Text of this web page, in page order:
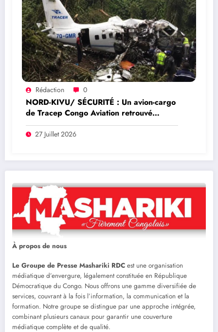
Rédaction 0
NORD-KIVU/ SÉCURITÉ : Un avion-cargo
de Tracep Congo Aviation retrouvé
écrasé à Walikale, un survivant est sorti
de l’appareil
27 Juillet 2026
À propos de nous
Le Groupe de Presse Mashariki RDC est une organisation
médiatique d’envergure, légalement constituée en République
Démocratique du Congo. Nous offrons une gamme diversifiée de
services, couvrant à la fois l’information, la communication et la
formation. Notre groupe se distingue par une approche intégrée,
combinant plusieurs canaux pour garantir une couverture
médiatique complète et de qualité.